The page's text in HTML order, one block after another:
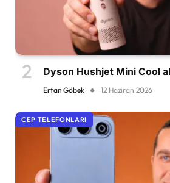
Dyson Hushjet Mini Cool
Ertan Göbek 12 Haziran 2026
CEP TELEFONLARI